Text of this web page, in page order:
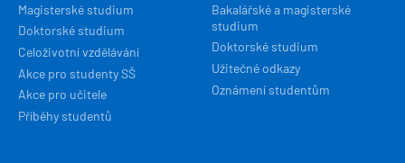
Magisterské studium
Doktorské studium
Celoživotní vzdělávání
Akce pro studenty SŠ
Akce pro učitele
Příběhy studentů
Bakalářské a magisterské
studium
Doktorské studium
Užitečné odkazy
Oznámení studentům